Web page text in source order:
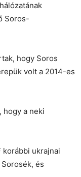
Soros-
hogy Soros
volt a 2014-es
hogy a neki
korábbi ukrajnai
és